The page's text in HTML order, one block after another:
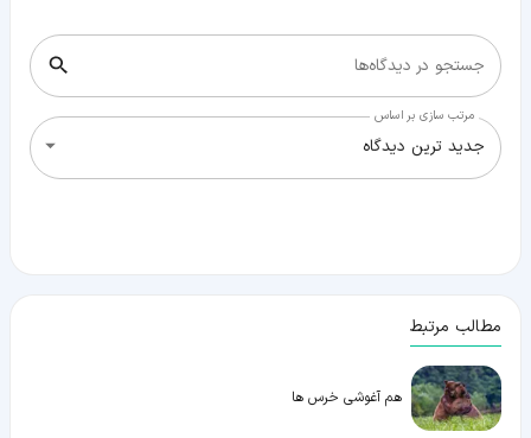
جستجو در دیدگاه‌ها
مرتب سازی بر اساس
جدید ترین دیدگاه
مطالب مرتبط
هم آغوشی خرس ها